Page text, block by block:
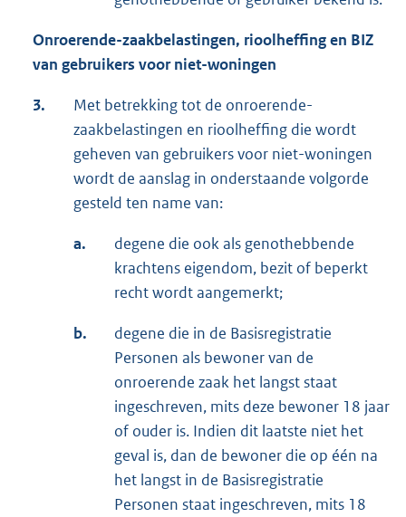
Onroerende-zaakbelastingen, rioolheffing en BIZ
van gebruikers voor niet-woningen
3.
Met betrekking tot de onroerende-
zaakbelastingen en rioolheffing die wordt
geheven van gebruikers voor niet-woningen
wordt de aanslag in onderstaande volgorde
gesteld ten name van:
a.
degene die ook als genothebbende
krachtens eigendom, bezit of beperkt
recht wordt aangemerkt;
b.
degene die in de Basisregistratie
Personen als bewoner van de
onroerende zaak het langst staat
ingeschreven, mits deze bewoner 18 jaar
of ouder is. Indien dit laatste niet het
geval is, dan de bewoner die op één na
het langst in de Basisregistratie
Personen staat ingeschreven, mits 18